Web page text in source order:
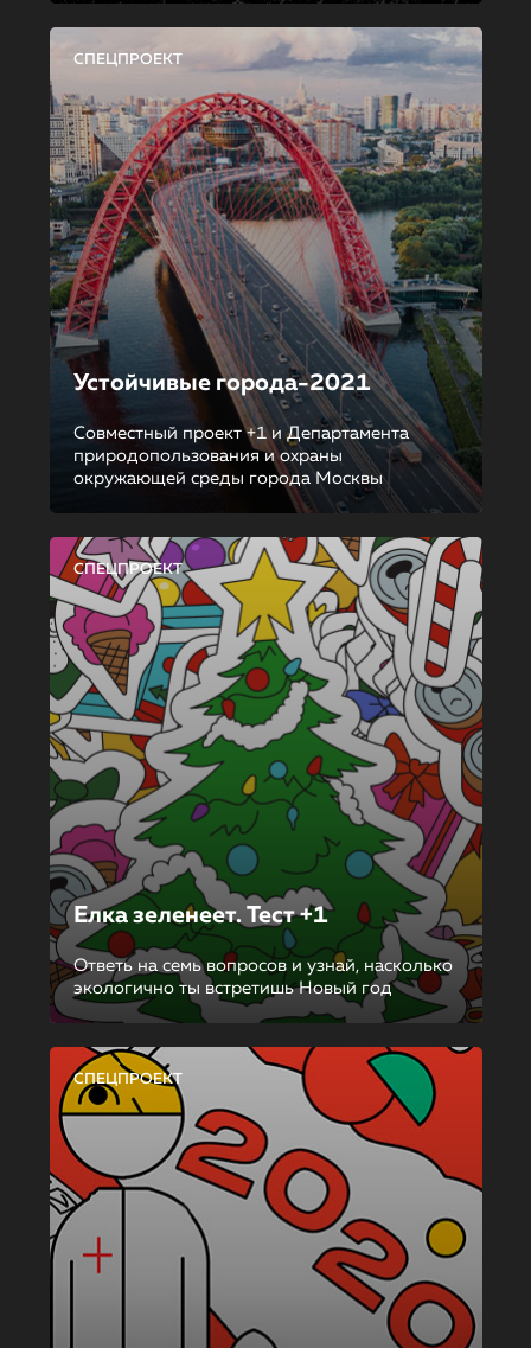
СПЕЦПРОЕКТ
Устойчивые города-2021
Совместный проект +1 и Департамента
природопользования и охраны
окружающей среды города Москвы
СПЕЦПРОЕКТ
Елка зеленеет. Тест +1
Ответь на семь вопросов и узнай, насколько
экологично ты встретишь Новый год
СПЕЦПРОЕКТ